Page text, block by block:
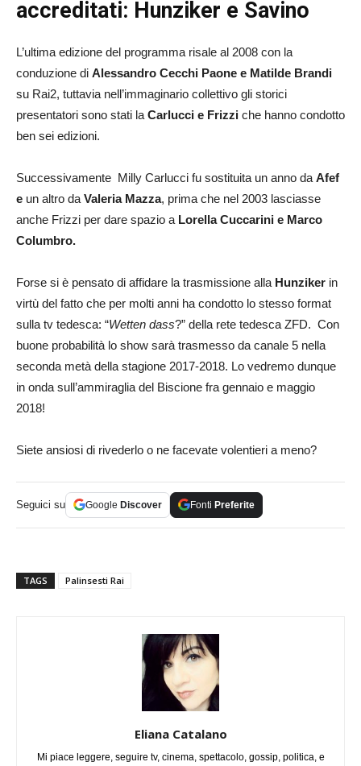
accreditati: Hunziker e Savino
L’ultima edizione del programma risale al 2008 con la
conduzione di Alessandro Cecchi Paone e Matilde Brandi
su Rai2, tuttavia nell’immaginario collettivo gli storici
presentatori sono stati la Carlucci e Frizzi che hanno condotto
ben sei edizioni.
Successivamente Milly Carlucci fu sostituita un anno da Afef
e un altro da Valeria Mazza, prima che nel 2003 lasciasse
anche Frizzi per dare spazio a Lorella Cuccarini e Marco
Columbro.
Forse si è pensato di affidare la trasmissione alla Hunziker in
virtù del fatto che per molti anni ha condotto lo stesso format
sulla tv tedesca: “Wetten dass?” della rete tedesca ZFD. Con
buone probabilità lo show sarà trasmesso da canale 5 nella
seconda metà della stagione 2017-2018. Lo vedremo dunque
in onda sull’ammiraglia del Biscione fra gennaio e maggio
2018!
Siete ansiosi di rivederlo o ne facevate volentieri a meno?
Seguici su Google Discover Fonti Preferite
TAGS Palinsesti Rai
Eliana Catalano
Mi piace leggere, seguire tv, cinema, spettacolo, gossip, politica, e